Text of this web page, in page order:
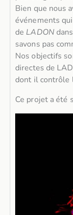
Bien que nous
événements
de LADON
savons pas
Nos objectifs
directes de
dont il contrôle
Ce projet a été